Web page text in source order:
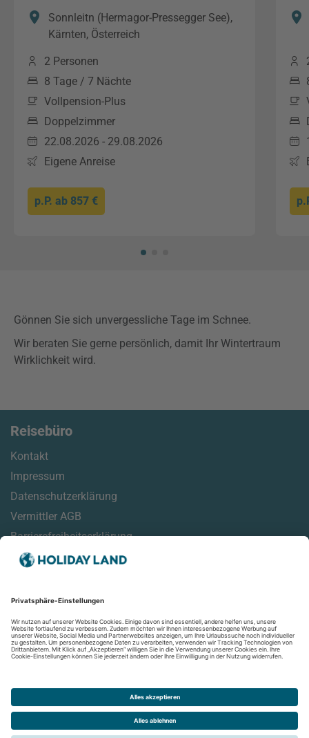
Sonnleitn (Hermagor-Pressegger See),
Kärnten, Österreich
2 Personen
8 Tage / 7 Nächte
Vollpension-Plus
Doppelzimmer
22.08.2026 - 29.08.2026
Eigene Anreise
p.P. ab 857 €
Gönnen Sie sich unvergessliche Tage im Schnee.
Wir beraten Sie gerne persönlich, damit Ihr Wintertraum
Wirklichkeit wird.
Reisebüro
Kontakt
Impressum
Datenschutzerklärung
Vermittler AGB
Barrierefreiheitserklärung
Reisehinweise
Reisemonitor
Online Check-In Informationen
Aktuelles
Newsletter